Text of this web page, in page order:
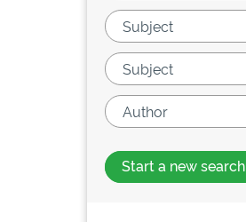
Start a new search